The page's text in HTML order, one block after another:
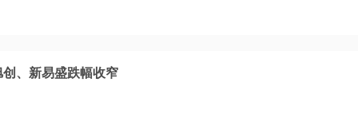
、新易盛跌幅收窄